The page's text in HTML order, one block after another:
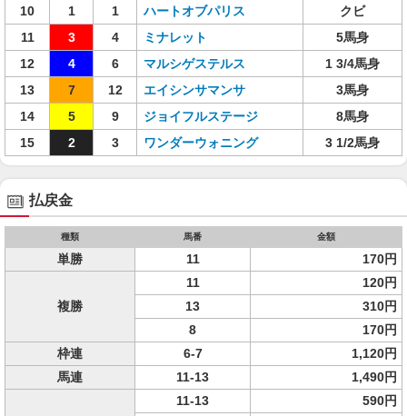
10
1 1 ハートオブパリス
クビ
11
3 4 ミナレット
5馬身
12
4 6 マルシゲステルス
1 3/4馬身
13
7 12 エイシンサマンサ
3馬身
14
5 9 ジョイフルステージ
8馬身
15
2 3 ワンダーウォニング 3 1/2馬身
払戻金
種類 馬番 金額
単勝 11 170円
複勝
11
120円
13
310円
8
170円
枠連
6-7
1,120円
馬連
11-13 1,490円
11-13
590円